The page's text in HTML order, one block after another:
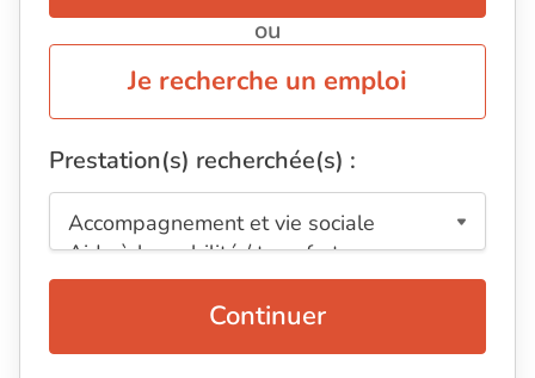
ou
Je recherche un emploi
Prestation(s) recherchée(s) :
Continuer